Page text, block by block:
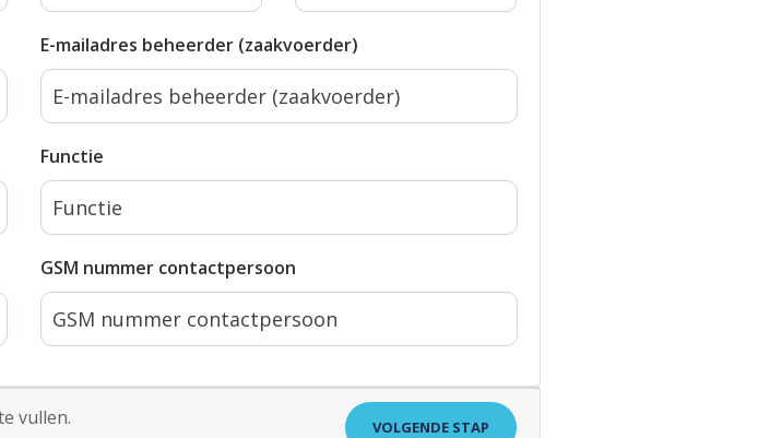
E-mailadres beheerder (zaakvoerder)
Functie
GSM nummer contactpersoon
vullen. VOLGENDE STAP